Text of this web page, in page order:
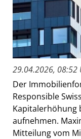
29.04.2026, 08:52
Der
Responsible
Kapitalerhöhung
aufnehmen.
Mitteilung vom